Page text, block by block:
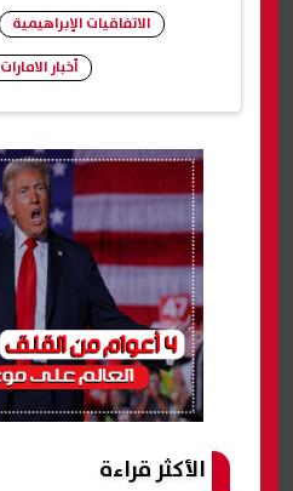
الاتفاقيات الإبراهيمية
أخبار الامارات
الأكثر قراءة